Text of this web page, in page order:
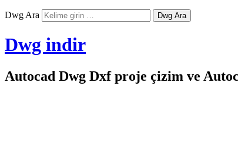
Dwg Ara
Dwg indir
Autocad Dwg Dxf proje çizim ve